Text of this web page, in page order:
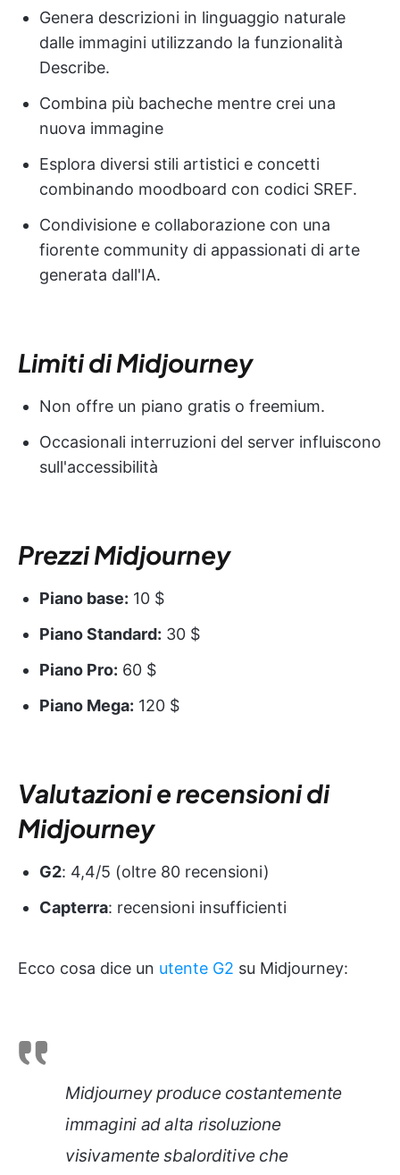
Genera descrizioni in linguaggio naturale
dalle immagini utilizzando la funzionalità
Describe.
Combina più bacheche mentre crei una
nuova immagine
Esplora diversi stili artistici e concetti
combinando moodboard con codici SREF.
Condivisione e collaborazione con una
fiorente community di appassionati di arte
generata dall'IA.
Limiti di Midjourney
Non offre un piano gratis o freemium.
Occasionali interruzioni del server influiscono
sull'accessibilità
Prezzi Midjourney
Piano base: 10 $
Piano Standard: 30 $
Piano Pro: 60 $
Piano Mega: 120 $
Valutazioni e recensioni di
Midjourney
G2: 4,4/5 (oltre 80 recensioni)
Capterra: recensioni insufficienti
Ecco cosa dice un utente G2 su Midjourney:
Midjourney produce costantemente
immagini ad alta risoluzione
visivamente sbalorditive che